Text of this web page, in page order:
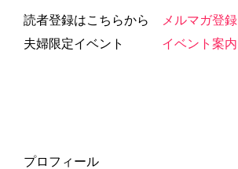
読者登録はこちらから
メルマガ登録
夫婦限定イベント イベント案内
プロフィール